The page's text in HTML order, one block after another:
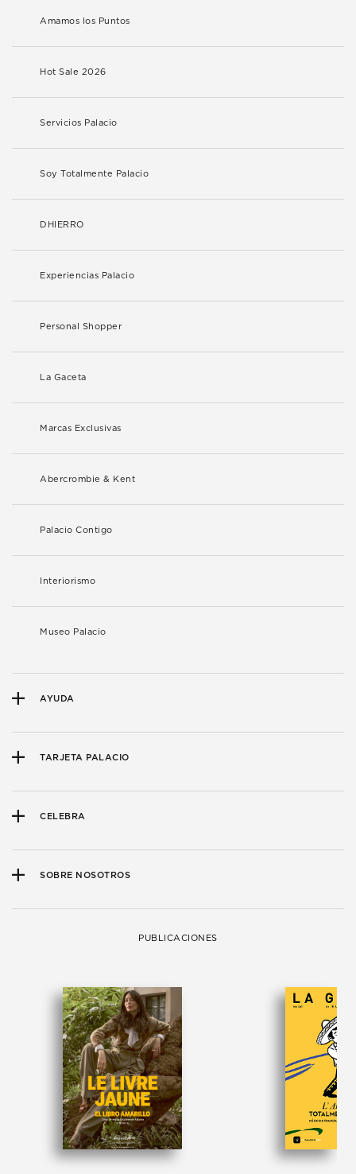
Amamos los Puntos
Hot Sale 2026
Servicios Palacio
Soy Totalmente Palacio
DHIERRO
Experiencias Palacio
Personal Shopper
La Gaceta
Marcas Exclusivas
Abercrombie & Kent
Palacio Contigo
Interiorismo
Museo Palacio
AYUDA
TARJETA PALACIO
CELEBRA
SOBRE NOSOTROS
PUBLICACIONES